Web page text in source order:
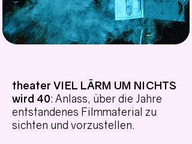
theater VIEL LÄRM UM NICHTS
wird 40: Anlass, über die Jahre
entstandenes Filmmaterial zu
sichten und vorzustellen.